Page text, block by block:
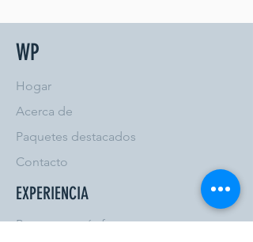
WP
Hogar
Acerca de
Paquetes destacados
Contacto
EXPERIENCIA
Preguntas más frecuentes